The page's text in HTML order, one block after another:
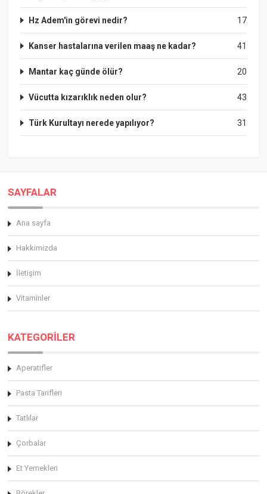
17
Hz Adem'in görevi nedir?
41
Kanser hastalarına verilen maaş ne kadar?
20
Mantar kaç günde ölür?
43
Vücutta kızarıklık neden olur?
31
Türk Kurultayı nerede yapılıyor?
SAYFALAR
Ana sayfa
Hakkimizda
İletişim
Vitaminler
KATEGORİLER
Aperatifler
Pasta Tarifleri
Tatlılar
Çorbalar
Et Yemekleri